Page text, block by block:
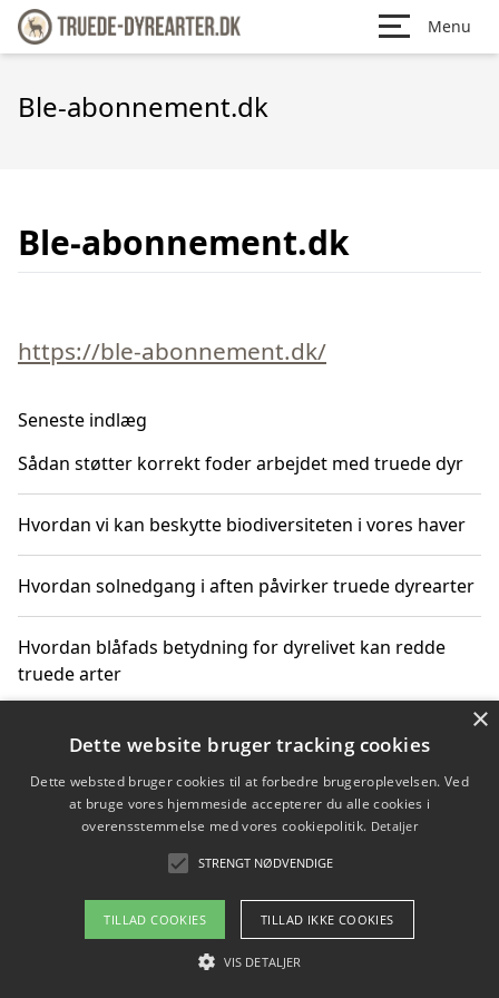
Menu
Ble-abonnement.dk
Ble-abonnement.dk
https://ble-abonnement.dk/
Seneste indlæg
Sådan støtter korrekt foder arbejdet med truede dyr
Hvordan vi kan beskytte biodiversiteten i vores haver
Hvordan solnedgang i aften påvirker truede dyrearter
Hvordan blåfads betydning for dyrelivet kan redde
truede arter
Hvordan kan gaver til unge voksne støtte bevarelsen
Copyright 2026 - Pilanto Aps
Om / kontakt
Blog Betingelser
×
Dette website bruger tracking cookies
Dette websted bruger cookies til at forbedre brugeroplevelsen. Ved
at bruge vores hjemmeside accepterer du alle cookies i
overensstemmelse med vores cookiepolitik. Detaljer
STRENGT NØDVENDIGE
TILLAD COOKIES TILLAD IKKE COOKIES
VIS DETALJER